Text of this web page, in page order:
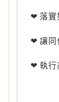
❤ 落實
❤ 讓同
❤ 執行